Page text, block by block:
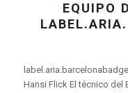
EQUIPO
Hansi Flick El técnico del